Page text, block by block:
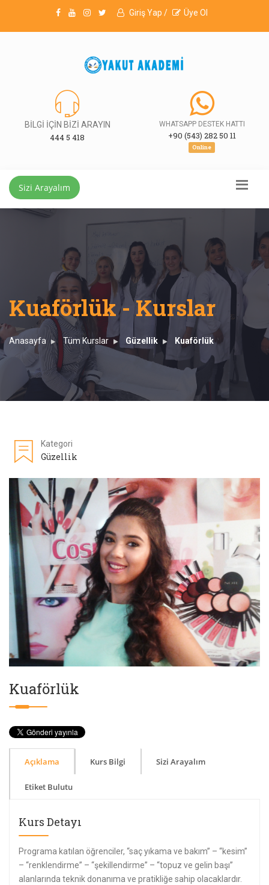
Giriş Yap / Üye Ol
BİLGİ İÇİN BİZİ ARAYIN
444 5 418
WHATSAPP DESTEK HATTI
+90 (543) 282 50 11
Online
Sizi Arayalım
Kuaförlük - Kurslar
Anasayfa Tüm Kurslar Güzellik Kuaförlük
Kategori
Güzellik
Kuaförlük
Açıklama Kurs Bilgi Sizi Arayalım
Etiket Bulutu
Kurs Detayı
Programa katılan öğrenciler, “saç yıkama ve bakım” – “kesim”
– “renklendirme” – “şekillendirme” – “topuz ve gelin başı”
alanlarında teknik donanıma ve pratikliğe sahip olacaklardır.